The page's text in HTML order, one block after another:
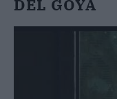
DEL GOYA